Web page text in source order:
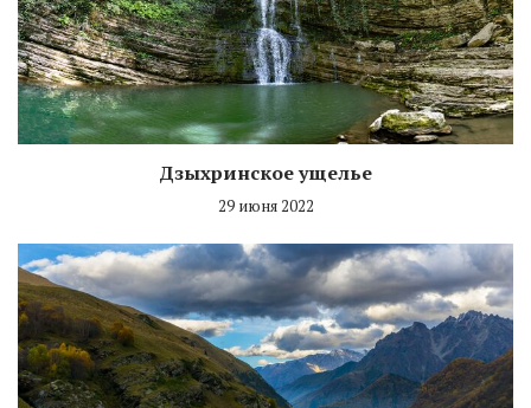
Дзыхринское ущелье
29 июня 2022